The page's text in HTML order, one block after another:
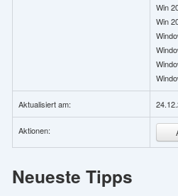
Win
Win
Aktualisiert am:
Aktionen:
Neueste Tipps